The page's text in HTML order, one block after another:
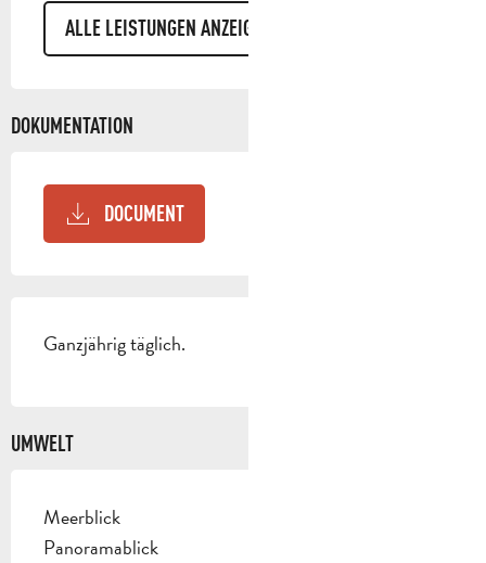
ALLE LEISTUNGEN ANZEIGEN
DOKUMENTATION
DOCUMENT
Ganzjährig täglich.
UMWELT
Meerblick
Panoramablick